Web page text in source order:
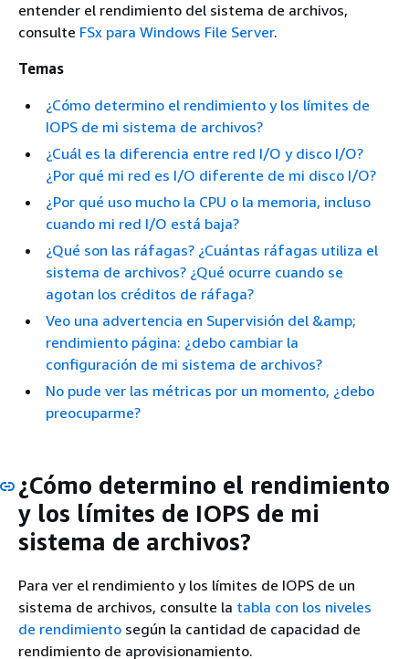
entender el rendimiento del sistema de archivos,
consulte FSx para Windows File Server.
Temas
¿Cómo determino el rendimiento y los límites de
IOPS de mi sistema de archivos?
¿Cuál es la diferencia entre red I/O y disco I/O?
¿Por qué mi red es I/O diferente de mi disco I/O?
¿Por qué uso mucho la CPU o la memoria, incluso
cuando mi red I/O está baja?
¿Qué son las ráfagas? ¿Cuántas ráfagas utiliza el
sistema de archivos? ¿Qué ocurre cuando se
agotan los créditos de ráfaga?
Veo una advertencia en Supervisión del &amp;
rendimiento página: ¿debo cambiar la
configuración de mi sistema de archivos?
No pude ver las métricas por un momento, ¿debo
preocuparme?
¿Cómo determino el rendimiento
y los límites de IOPS de mi
sistema de archivos?
Para ver el rendimiento y los límites de IOPS de un
sistema de archivos, consulte la tabla con los niveles
de rendimiento según la cantidad de capacidad de
rendimiento de aprovisionamiento.